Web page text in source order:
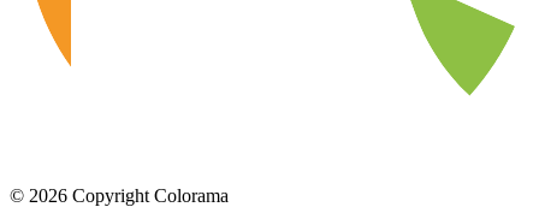
© 2026 Copyright Colorama